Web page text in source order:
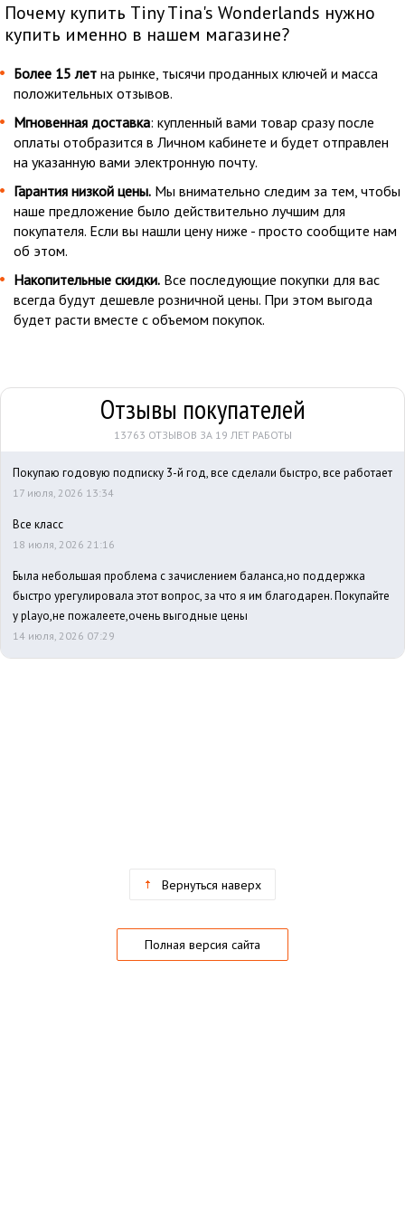
Почему купить Tiny Tina's Wonderlands нужно
купить именно в нашем магазине?
Более 15 лет на рынке, тысячи проданных ключей и масса
положительных отзывов.
Мгновенная доставка: купленный вами товар сразу после
оплаты отобразится в Личном кабинете и будет отправлен
на указанную вами электронную почту.
Гарантия низкой цены. Мы внимательно следим за тем, чтобы
наше предложение было действительно лучшим для
покупателя. Если вы нашли цену ниже - просто сообщите нам
об этом.
Накопительные скидки. Все последующие покупки для вас
всегда будут дешевле розничной цены. При этом выгода
будет расти вместе с объемом покупок.
Отзывы покупателей
13763 ОТЗЫВОВ ЗА 19 ЛЕТ РАБОТЫ
Покупаю годовую подписку 3-й год, все сделали быстро, все работает
17 июля, 2026 13:34
Все класс
18 июля, 2026 21:16
Была небольшая проблема с зачислением баланса,но поддержка
быстро урегулировала этот вопрос, за что я им благодарен. Покупайте
у playo,не пожалеете,очень выгодные цены
14 июля, 2026 07:29
Вернуться наверх
Полная версия сайта